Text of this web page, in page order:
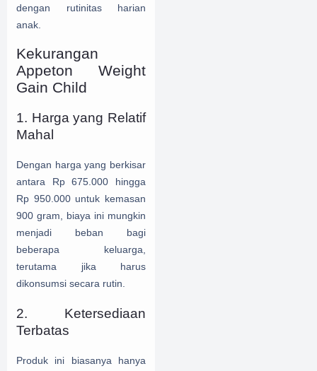
dengan rutinitas harian
anak.
Kekurangan
Appeton Weight
Gain Child
1. Harga yang Relatif
Mahal
Dengan harga yang berkisar
antara Rp 675.000 hingga
Rp 950.000 untuk kemasan
900 gram, biaya ini mungkin
menjadi beban bagi
beberapa keluarga,
terutama jika harus
dikonsumsi secara rutin.
2. Ketersediaan
Terbatas
Produk ini biasanya hanya